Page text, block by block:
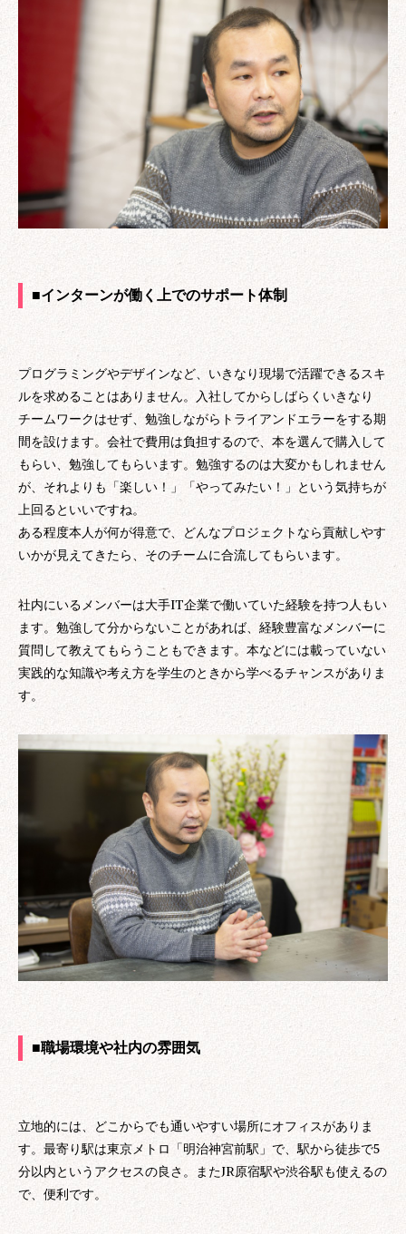
■インターンが働く上でのサポート体制
プログラミングやデザインなど、いきなり現場で活躍できるスキ
ルを求めることはありません。入社してからしばらくいきなり
チームワークはせず、勉強しながらトライアンドエラーをする期
間を設けます。会社で費用は負担するので、本を選んで購入して
もらい、勉強してもらいます。勉強するのは大変かもしれません
が、それよりも「楽しい！」「やってみたい！」という気持ちが
上回るといいですね。
ある程度本人が何が得意で、どんなプロジェクトなら貢献しやす
いかが見えてきたら、そのチームに合流してもらいます。
社内にいるメンバーは大手IT企業で働いていた経験を持つ人もい
ます。勉強して分からないことがあれば、経験豊富なメンバーに
質問して教えてもらうこともできます。本などには載っていない
実践的な知識や考え方を学生のときから学べるチャンスがありま
す。
■職場環境や社内の雰囲気
立地的には、どこからでも通いやすい場所にオフィスがありま
す。最寄り駅は東京メトロ「明治神宮前駅」で、駅から徒歩で5
分以内というアクセスの良さ。またJR原宿駅や渋谷駅も使えるの
で、便利です。